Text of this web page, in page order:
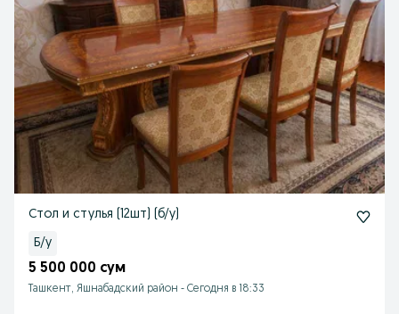
Стол и стулья (12шт) (б/у)
Б/у
5 500 000 сум
Ташкент, Яшнабадский район - Сегодня в 18:33